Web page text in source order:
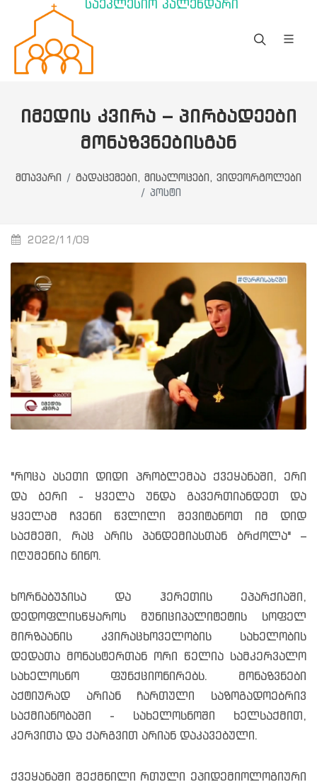
საეკლესიო კალენდარი
ᲘᲛᲔᲓᲘᲡ ᲙᲕᲘᲠᲐ – ᲞᲘᲠᲑᲐᲓᲔᲔᲑᲘ
ᲛᲝᲜᲐᲖᲕᲜᲔᲑᲘᲡᲒᲐᲜ
მთავარი
გადაცემები, მისალოცები, ვიდეორგოლები
პოსტი
2022/11/09
"როცა ასეთი დიდი პრობლემაა ქვეყანაში, ერი
და ბერი - ყველა უნდა გავერთიანდეთ და
ყველამ ჩვენი წვლილი შევიტანოთ იმ დიდ
საქმეში, რაც არის პანდემიასთან ბრძოლა" –
იღუმენია ნინო.
ხორნაბუჯისა და ჰერეთის ეპარქიაში,
დედოფლისწყაროს მუნიციპალიტეტის სოფელ
მირზაანის კვირაცხოველობის სახელობის
დედათა მონასტერთან ორი წელია სამკერვალო
სახელოსნო ფუნქციონირებს. მონაზვნები
აქტიურად არიან ჩართული საზოგადოებრივ
საქმიანობაში - სახელოსნოში ხელსაქმით,
კერვითა და ქარგვით არიან დაკავებული.
ქვეყანაში შექმნილი რთული ეპიდემიოლოგიური